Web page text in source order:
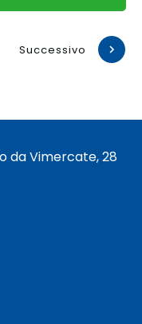
Successivo
da Vimercate, 28